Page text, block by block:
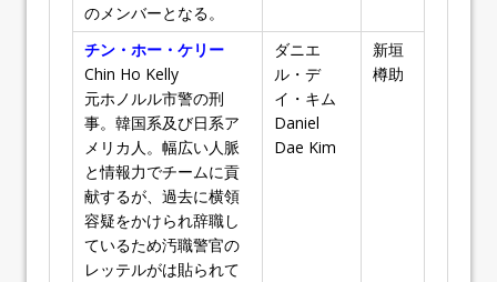
のメンバーとなる。
チン・ホー・ケリー
Chin Ho Kelly
元ホノルル市警の刑
事。韓国系及び日系ア
メリカ人。幅広い人脈
と情報力でチームに貢
献するが、過去に横領
容疑をかけられ辞職し
ているため汚職警官の
レッテルがは貼られて
ダニエ
ル・デ
イ・キム
Daniel
Dae Kim
新垣
樽助